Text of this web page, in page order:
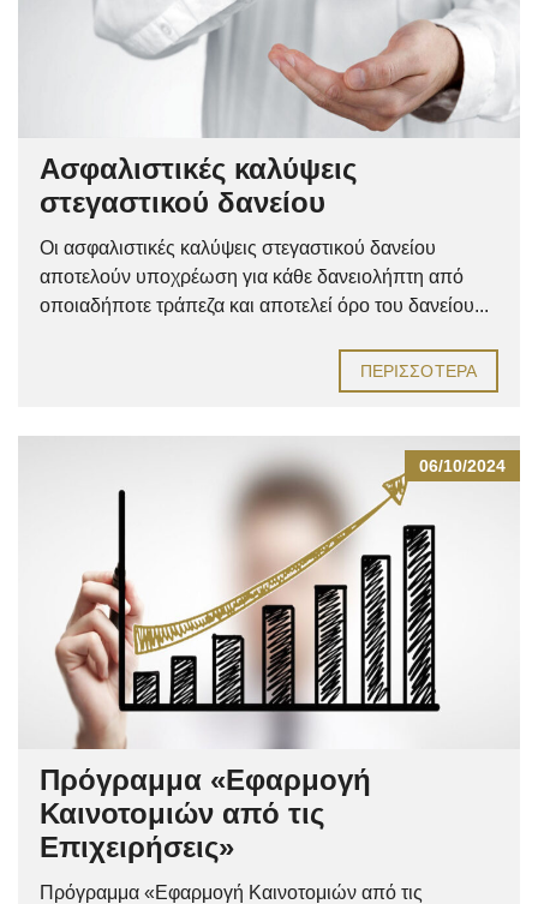
Ασφαλιστικές καλύψεις
στεγαστικού δανείου
Οι ασφαλιστικές καλύψεις στεγαστικού δανείου
αποτελούν υποχρέωση για κάθε δανειολήπτη από
οποιαδήποτε τράπεζα και αποτελεί όρο του δανείου...
ΠΕΡΙΣΣΌΤΕΡΑ
06/10/2024
Πρόγραμμα «Εφαρμογή
Καινοτομιών από τις
Επιχειρήσεις»
Πρόγραμμα «Εφαρμογή Καινοτομιών από τις